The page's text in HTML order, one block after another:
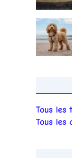
Tous les
Tous les